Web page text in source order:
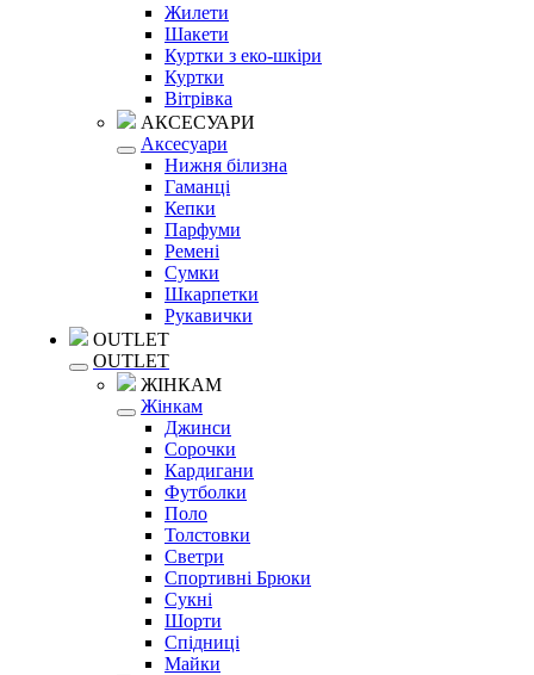
Жилети
Шакети
Куртки з еко-шкіри
Куртки
Вітрівка
АКСЕСУАРИ
Аксесуари
Нижня білизна
Гаманці
Кепки
Парфуми
Ремені
Сумки
Шкарпетки
Рукавички
OUTLET
OUTLET
ЖІНКАМ
Жінкам
Джинси
Сорочки
Кардигани
Футболки
Поло
Толстовки
Светри
Спортивні Брюки
Сукні
Шорти
Спідниці
Майки